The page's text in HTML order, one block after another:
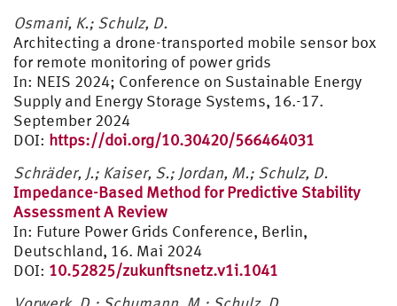
Osmani, K.; Schulz, D.
Architecting a drone-transported mobile sensor box
for remote monitoring of power grids
In: NEIS 2024; Conference on Sustainable Energy
Supply and Energy Storage Systems, 16.-17.
September 2024
DOI: https://doi.org/10.30420/566464031
Schräder, J.; Kaiser, S.; Jordan, M.; Schulz, D.
Impedance-Based Method for Predictive Stability
Assessment A Review
In: Future Power Grids Conference, Berlin,
Deutschland, 16. Mai 2024
DOI: 10.52825/zukunftsnetz.v1i.1041